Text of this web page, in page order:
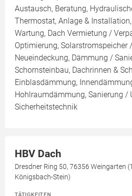
Austausch, Beratung,
Thermostat, Anlage &
Wartung, Dach Vermietung /
Optimierung, Solarstromspeicher
Neueindeckung, Dämmung /
Schornsteinbau, Dachrinnen &
Einblasdämmung,
Hohlraumdämmung, Sanierung /
Sicherheitstechnik
HBV Dach
Dresdner Ring 50, 76356 Weingarten
Königsbach-Stein)
TÄTIGKEITEN